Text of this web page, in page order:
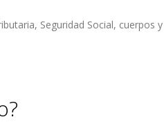
Seguridad Social, cuerpos